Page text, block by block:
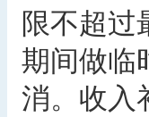
限不超过
期间做临
消。收入